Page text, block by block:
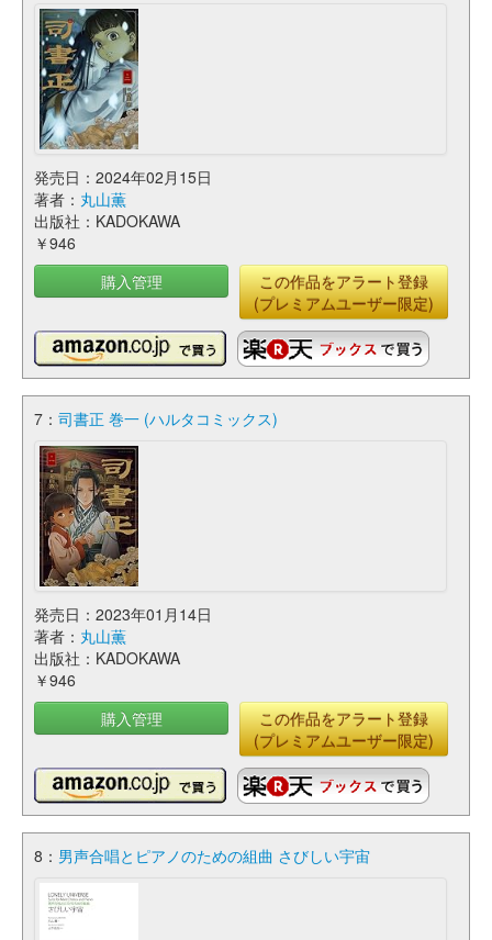
発売日：2024年02月15日
著者： 丸山薫
出版社：KADOKAWA
￥946
購入管理
この作品をアラート登録
(プレミアムユーザー限定)
7： 司書正 巻一 (ハルタコミックス)
発売日：2023年01月14日
著者： 丸山薫
出版社：KADOKAWA
￥946
購入管理
この作品をアラート登録
(プレミアムユーザー限定)
8： 男声合唱とピアノのための組曲 さびしい宇宙